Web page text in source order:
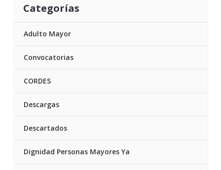
Categorías
Adulto Mayor
Convocatorias
CORDES
Descargas
Descartados
Dignidad Personas Mayores Ya